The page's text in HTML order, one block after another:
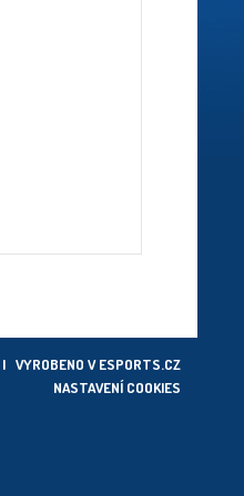
| VYROBENO VESPORTS.CZ
NASTAVENÍ COOKIES